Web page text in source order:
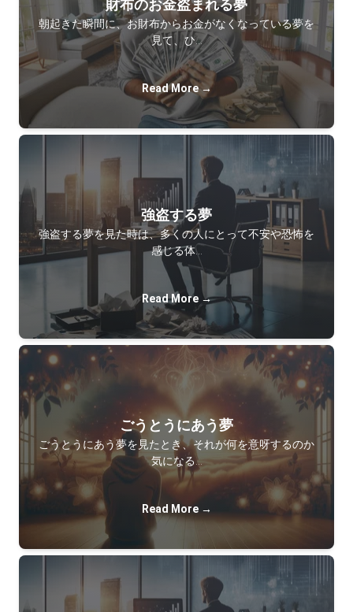
財布のお金盗まれる夢
朝起きた瞬間に、お財布からお金がなくなっている夢を
見て、ひ…
Read More →
強盗する夢
強盗する夢を見た時は、多くの人にとって不安や恐怖を
感じる体…
Read More →
ごうとうにあう夢
ごうとうにあう夢を見たとき、それが何を意呀するのか
気になる…
Read More →